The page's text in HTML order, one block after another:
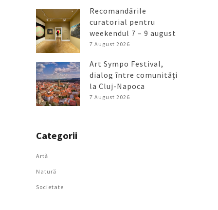
Recomandările
curatorial pentru
weekendul 7 – 9 august
7 August 2026
Art Sympo Festival,
dialog între comunități
la Cluj-Napoca
7 August 2026
Categorii
Artǎ
Natură
Societate